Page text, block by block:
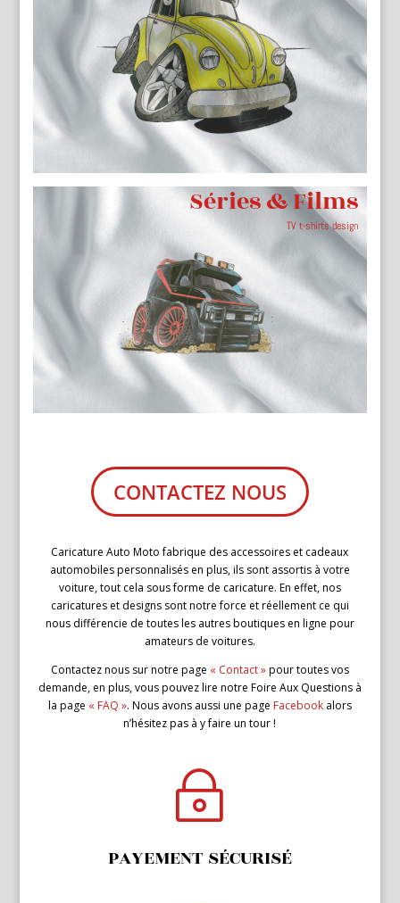
Séries & Films
TV t-shirts design
CONTACTEZ NOUS
Caricature Auto Moto fabrique des accessoires et cadeaux
automobiles personnalisés en plus, ils sont assortis à votre
voiture, tout cela sous forme de caricature. En effet, nos
caricatures et designs sont notre force et réellement ce qui
nous différencie de toutes les autres boutiques en ligne pour
amateurs de voitures.
Contactez nous sur notre page « Contact »pour toutes vos
demande, en plus, vous pouvez lire notre Foire Aux Questions à
la page « FAQ ». Nous avons aussi une page Facebookalors
n’hésitez pas à y faire un tour !
~
PAYEMENT SÉCURISÉ